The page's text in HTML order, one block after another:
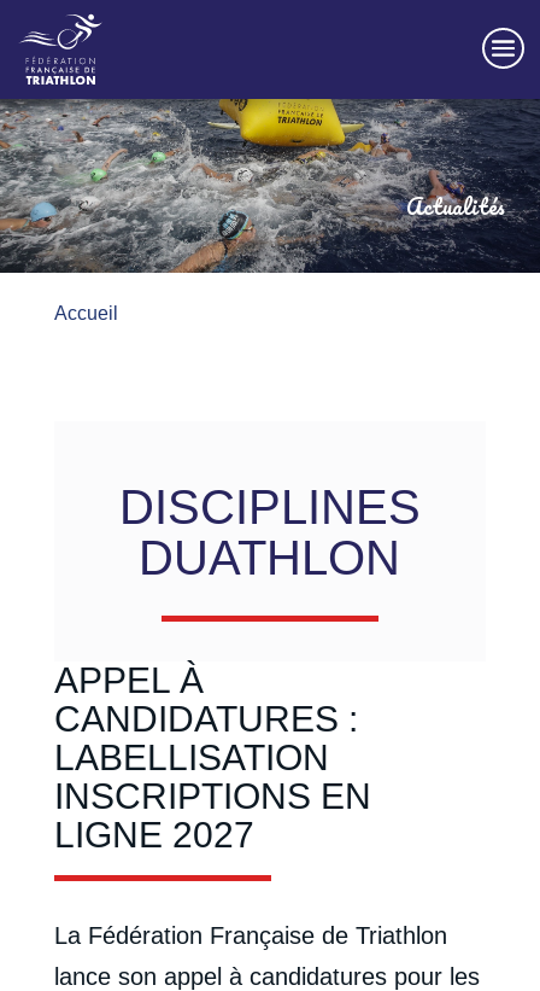
Actualités
Accueil
DISCIPLINES
DUATHLON
APPEL À
CANDIDATURES :
LABELLISATION
INSCRIPTIONS EN
LIGNE 2027
La Fédération Française de Triathlon
lance son appel à candidatures pour les